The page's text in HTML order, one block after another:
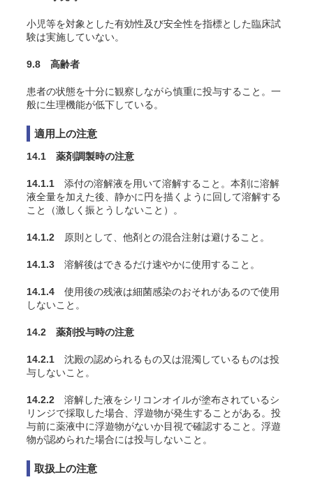
小児等を対象とした有効性及び安全性を指標とした臨床試
験は実施していない。
9.8 高齢者
患者の状態を十分に観察しながら慎重に投与すること。一
般に生理機能が低下している。
適用上の注意
14.1 薬剤調製時の注意
14.1.1 添付の溶解液を用いて溶解すること。本剤に溶解
液全量を加えた後、静かに円を描くように回して溶解する
こと（激しく振とうしないこと）。
14.1.2 原則として、他剤との混合注射は避けること。
14.1.3 溶解後はできるだけ速やかに使用すること。
14.1.4 使用後の残液は細菌感染のおそれがあるので使用
しないこと。
14.2 薬剤投与時の注意
14.2.1 沈殿の認められるもの又は混濁しているものは投
与しないこと。
14.2.2 溶解した液をシリコンオイルが塗布されているシ
リンジで採取した場合、浮遊物が発生することがある。投
与前に薬液中に浮遊物がないか目視で確認すること。浮遊
物が認められた場合には投与しないこと。
取扱上の注意